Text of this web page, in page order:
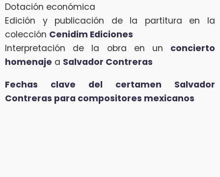
Dotación económica
Edición y publicación de la partitura en la
colección Cenidim Ediciones
Interpretación de la obra en un concierto
homenaje a Salvador Contreras
Fechas clave del certamen Salvador
Contreras para compositores mexicanos